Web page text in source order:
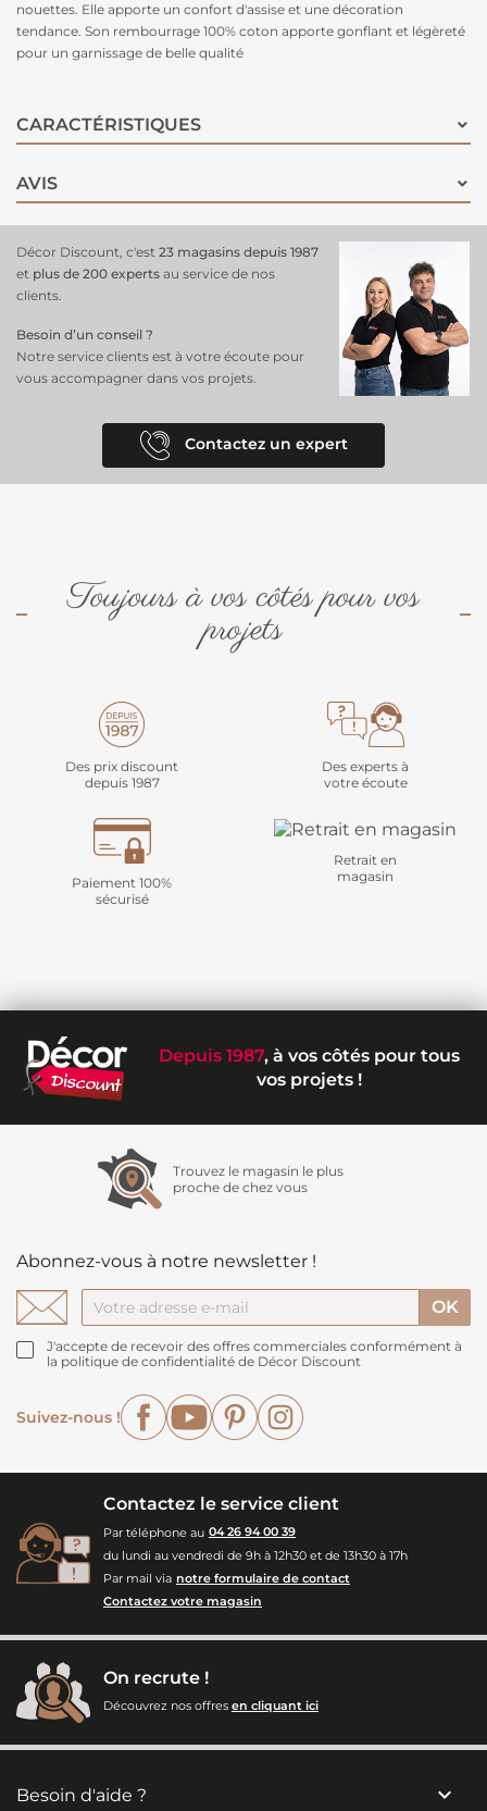
nouettes. Elle apporte un confort d'assise et une décoration
tendance. Son rembourrage 100% coton apporte gonflant et légèreté
pour un garnissage de belle qualité
CARACTÉRISTIQUES
AVIS
Décor Discount, c'est 23 magasins depuis 1987
et plus de 200 experts au service de nos
clients.
Besoin d’un conseil ?
Notre service clients est à votre écoute pour
vous accompagner dans vos projets.
Contactez un expert
Toujours à vos côtés pour vos
projets
Des prix discount
depuis 1987
Des experts à
votre écoute
Paiement 100%
sécurisé
Retrait en
magasin
Depuis 1987, à vos côtés pour tous
vos projets !
Trouvez le magasin le plus
proche de chez vous
Abonnez-vous à notre newsletter !
J'accepte de recevoir des offres commerciales conformément à
la politique de confidentialité de Décor Discount
Suivez-nous !
FacebookYouTubePinterest
Contactez le service client
Par téléphone au 04 26 94 00 39
du lundi au vendredi de 9h à 12h30 et de 13h30 à 17h
Par mail via notre formulaire de contact
Contactez votre magasin
On recrute !
Découvrez nos offres en cliquant ici
Besoin d'aide ? 